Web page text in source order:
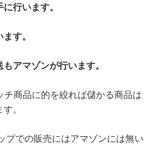
行います。
す。
アマゾンが行います。
チ商品に的を絞れば儲かる商品は
。
プでの販売にはアマゾンには無い